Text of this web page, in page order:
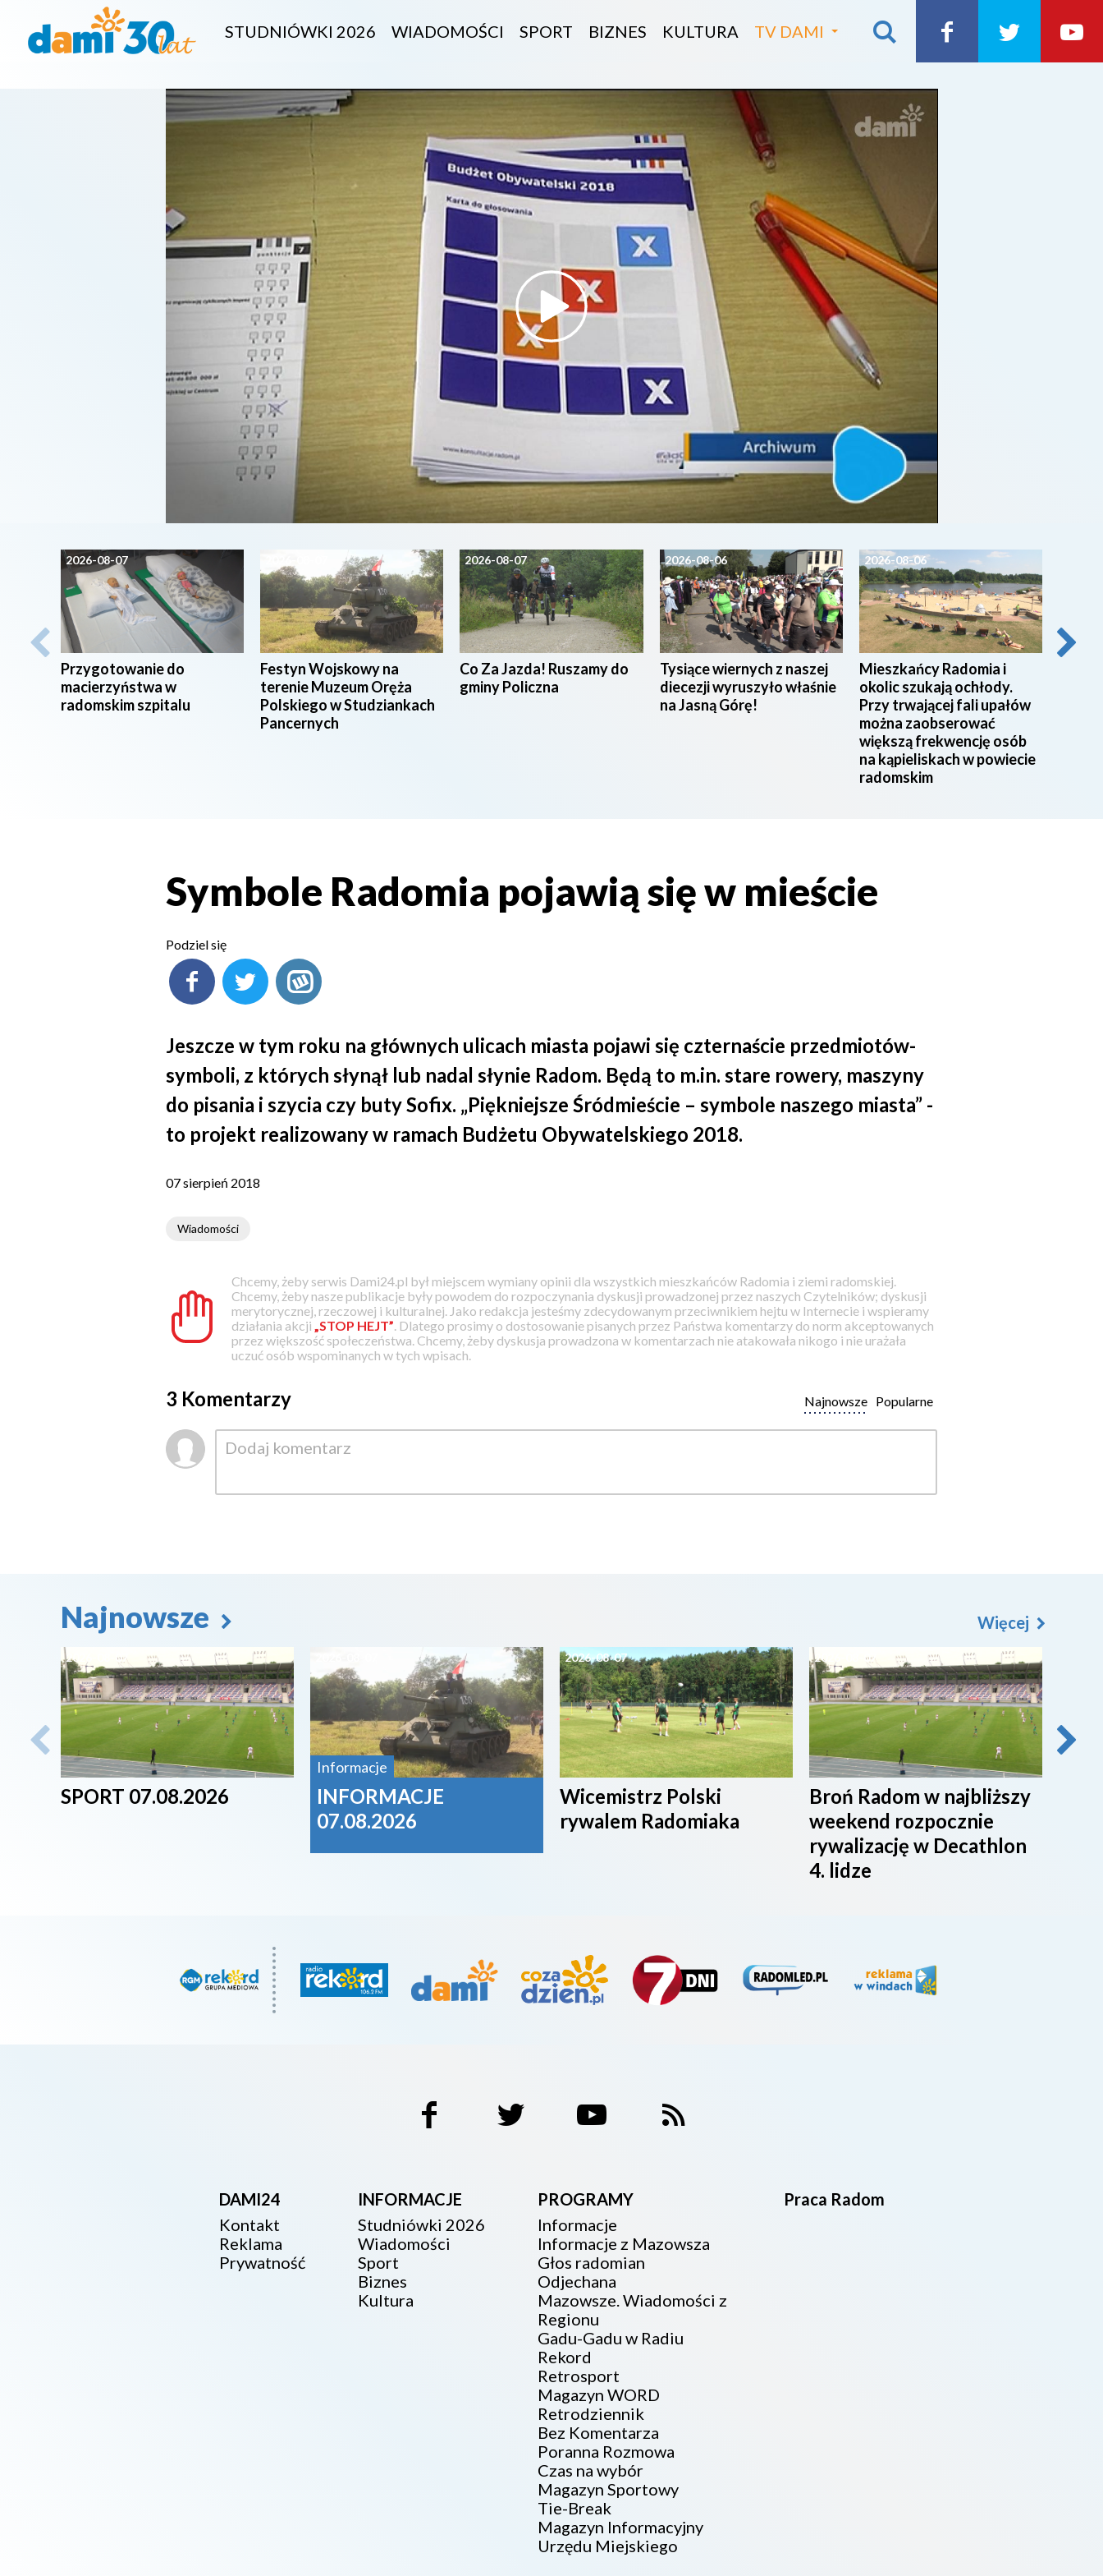
STUDNIÓWKI 2026 WIADOMOŚCI SPORT BIZNES KULTURA TV DAMI
2026-08-07
Przygotowanie do
macierzyństwa w
radomskim szpitalu
Festyn Wojskowy na
terenie Muzeum Oręża
Polskiego w Studziankach
Pancernych
2026-08-07
Co Za Jazda! Ruszamy do
gminy Policzna
2026-08-06
Tysiące wiernych z naszej
diecezji wyruszyło właśnie
na Jasną Górę!
2026-08-06
Mieszkańcy Radomia i
okolic szukają ochłody.
Przy trwającej fali upałów
można zaobserować
większą frekwencję osób
na kąpieliskach w powiecie
radomskim
Symbole Radomia pojawią się w mieście
Podziel się
Jeszcze w tym roku na głównych ulicach miasta pojawi się czternaście przedmiotów-
symboli, z których słynął lub nadal słynie Radom. Będą to m.in. stare rowery, maszyny
do pisania i szycia czy buty Sofix. „Piękniejsze Śródmieście – symbole naszego miasta” -
to projekt realizowany w ramach Budżetu Obywatelskiego 2018.
07 sierpień 2018
Wiadomości
Chcemy, żeby serwis Dami24.pl był miejscem wymiany opinii dla wszystkich mieszkańców Radomia i ziemi radomskiej.
Chcemy, żeby nasze publikacje były powodem do rozpoczynania dyskusji prowadzonej przez naszych Czytelników; dyskusji
merytorycznej, rzeczowej i kulturalnej. Jako redakcja jesteśmy zdecydowanym przeciwnikiem hejtu w Internecie i wspieramy
działania akcji „STOP HEJT” . Dlatego prosimy o dostosowanie pisanych przez Państwa komentarzy do norm akceptowanych
przez większość społeczeństwa. Chcemy, żeby dyskusja prowadzona w komentarzach nie atakowała nikogo i nie urażała
uczuć osób wspominanych w tych wpisach.
3 Komentarzy Popularne
Najnowsze
Najnowsze
2026-08-07
SPORT 07.08.2026
Informacje
INFORMACJE
07.08.2026
2026-08-07
Wicemistrz Polski
rywalem Radomiaka
2026-08-07
Broń Radom w najbliższy
weekend rozpocznie
rywalizację w Decathlon
4. lidze
Więcej
DAMI24
Kontakt
Reklama
Prywatność
INFORMACJE
Studniówki 2026
Wiadomości
Sport
Biznes
Kultura
PROGRAMY
Informacje
Informacje z Mazowsza
Głos radomian
Odjechana
Mazowsze. Wiadomości z
Regionu
Gadu-Gadu w Radiu
Rekord
Retrosport
Magazyn WORD
Retrodziennik
Bez Komentarza
Poranna Rozmowa
Czas na wybór
Magazyn Sportowy
Tie-Break
Magazyn Informacyjny
Urzędu Miejskiego
Praca Radom